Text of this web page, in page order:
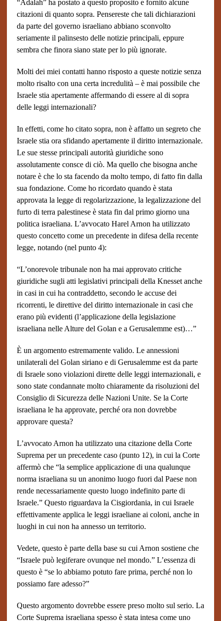
“Adalah” ha postato a questo proposito e fornito alcune
citazioni di quanto sopra. Pensereste che tali dichiarazioni
da parte del governo israeliano abbiano sconvolto
seriamente il palinsesto delle notizie principali, eppure
sembra che finora siano state per lo più ignorate.
Molti dei miei contatti hanno risposto a queste notizie senza
molto risalto con una certa incredulità – è mai possibile che
Israele stia apertamente affermando di essere al di sopra
delle leggi internazionali?
In effetti, come ho citato sopra, non è affatto un segreto che
Israele stia ora sfidando apertamente il diritto internazionale.
Le sue stesse principali autorità giuridiche sono
assolutamente consce di ciò. Ma quello che bisogna anche
notare è che lo sta facendo da molto tempo, di fatto fin dalla
sua fondazione. Come ho ricordato quando è stata
approvata la legge di regolarizzazione, la legalizzazione del
furto di terra palestinese è stata fin dal primo giorno una
politica israeliana. L’avvocato Harel Arnon ha utilizzato
questo concetto come un precedente in difesa della recente
legge, notando (nel punto 4):
“L’onorevole tribunale non ha mai approvato critiche
giuridiche sugli atti legislativi principali della Knesset anche
in casi in cui ha contraddetto, secondo le accuse dei
ricorrenti, le direttive del diritto internazionale in casi che
erano più evidenti (l’applicazione della legislazione
israeliana nelle Alture del Golan e a Gerusalemme est)…”
È un argomento estremamente valido. Le annessioni
unilaterali del Golan siriano e di Gerusalemme est da parte
di Israele sono violazioni dirette delle leggi internazionali, e
sono state condannate molto chiaramente da risoluzioni del
Consiglio di Sicurezza delle Nazioni Unite. Se la Corte
israeliana le ha approvate, perché ora non dovrebbe
approvare questa?
L’avvocato Arnon ha utilizzato una citazione della Corte
Suprema per un precedente caso (punto 12), in cui la Corte
affermò che “la semplice applicazione di una qualunque
norma israeliana su un anonimo luogo fuori dal Paese non
rende necessariamente questo luogo indefinito parte di
Israele.” Questo riguardava la Cisgiordania, in cui Israele
effettivamente applica le leggi israeliane ai coloni, anche in
luoghi in cui non ha annesso un territorio.
Vedete, questo è parte della base su cui Arnon sostiene che
“Israele può legiferare ovunque nel mondo.” L’essenza di
questo è “se lo abbiamo potuto fare prima, perché non lo
possiamo fare adesso?”
Questo argomento dovrebbe essere preso molto sul serio. La
Corte Suprema israeliana spesso è stata intesa come uno